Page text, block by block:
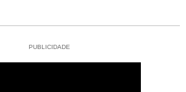
PUBLICIDADE